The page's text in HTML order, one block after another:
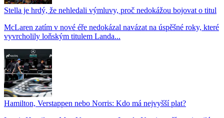
Stella je hrdý, že nehledali výmluvy, proč nedokážou bojovat o titul
McLaren zatím v nové éře nedokázal navázat na úspěšné roky, které
vyvrcholily loňským titulem Landa...
Hamilton, Verstappen nebo Norris: Kdo má nejvyšší plat?